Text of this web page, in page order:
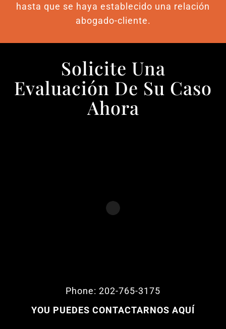
hasta que se haya establecido una relación
abogado-cliente.
Solicite Una
Evaluación De Su Caso
Ahora
Phone: 202-765-3175
YOU PUEDES CONTACTARNOS AQUÍ